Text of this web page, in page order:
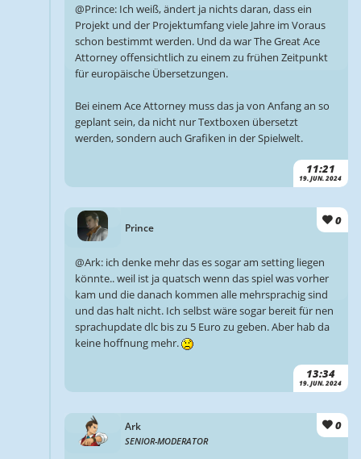
11:21
19. JUN. 2024
@Prince: Ich weiß, ändert ja nichts daran, dass ein
Projekt und der Projektumfang viele Jahre im Voraus
schon bestimmt werden. Und da war The Great Ace
Attorney offensichtlich zu einem zu frühen Zeitpunkt
für europäische Übersetzungen.
Bei einem Ace Attorney muss das ja von Anfang an so
geplant sein, da nicht nur Textboxen übersetzt
werden, sondern auch Grafiken in der Spielwelt.
Prince
0
13:34
19. JUN. 2024
@Ark: ich denke mehr das es sogar am setting liegen
könnte.. weil ist ja quatsch wenn das spiel was vorher
kam und die danach kommen alle mehrsprachig sind
und das halt nicht. Ich selbst wäre sogar bereit für nen
sprachupdate dlc bis zu 5 Euro zu geben. Aber hab da
keine hoffnung mehr.
Ark
SENIOR-MODERATOR
0